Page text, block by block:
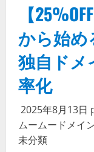
【
から始め
独自ドメ
率化
2025年8月13日
ムームードメイ
未分類